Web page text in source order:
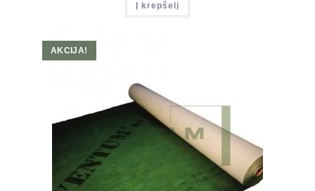
Į krepšelį
AKCIJA!